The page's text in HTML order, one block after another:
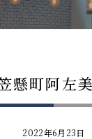
懸町阿左
2022年6月23日